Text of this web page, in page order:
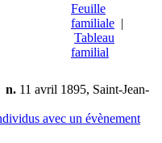
Feuille
familiale |
Tableau
familial
n. 11 avril 1895, Saint-Jean-